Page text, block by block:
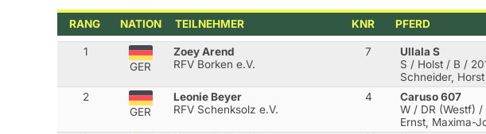
RANG NATION TEILNEHMER KNR PFERD
1
GER
Zoey Arend
RFV Borken e.V.
7
Ullala S
S / Holst / B /
Schneider, Horst
2
GER
Leonie Beyer
RFV Schenksolz e.V.
4
Caruso 607
W / DR (Westf)
Ernst, Maxima-